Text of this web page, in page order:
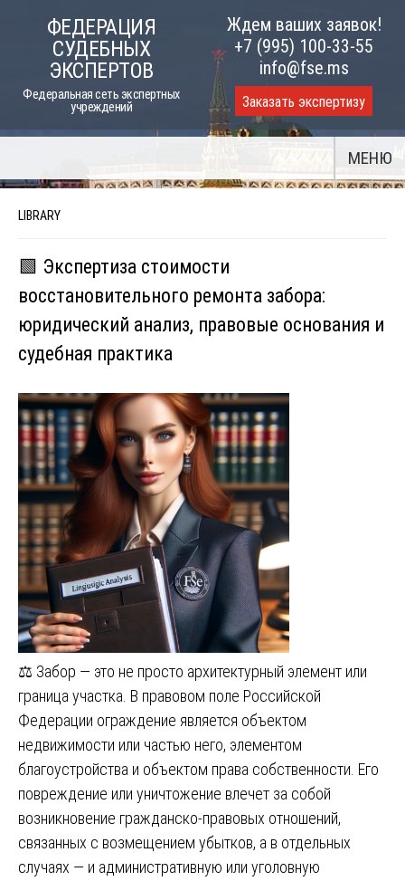
ФЕДЕРАЦИЯ
СУДЕБНЫХ
ЭКСПЕРТОВ
Федеральная сеть экспертных
учреждений
Ждем ваших заявок!
+7 (995) 100-33-55
info@fse.ms
Заказать экспертизу
МЕНЮ
LIBRARY
🟩 Экспертиза стоимости
восстановительного ремонта забора:
юридический анализ, правовые основания и
судебная практика
⚖️ Забор — это не просто архитектурный элемент или
граница участка. В правовом поле Российской
Федерации ограждение является объектом
недвижимости или частью него, элементом
благоустройства и объектом права собственности. Его
повреждение или уничтожение влечет за собой
возникновение гражданско-правовых отношений,
связанных с возмещением убытков, а в отдельных
случаях — и административную или уголовную